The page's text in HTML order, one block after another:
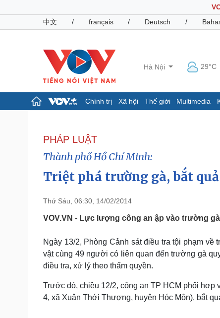
中文
/ français / Deutsch /
Hà Nội 29°C
Chính trị Xã hội Thế giới Multimedia
Đảng
Tổ chức nhân sự
Quốc hội
Giáo dục
Việc làm
Pháp luật
Vụ án
Tư vấn luật
Vũ khí
Phân tích
Dinh dưỡng - món ngon
Cây thuốc
Nhà đẹp
Blog
PHÁP LUẬT
Thành phố Hồ Chí Minh:
Triệt phá trường gà, bắt
Thứ Sáu, 06:30, 14/02/2014
VOV.VN - Lực lượng công an ập vào trường
Ngày 13/2, Phòng Cảnh sát điều tra tội phạm
vật cùng 49 người có liên quan đến trường gà
điều tra, xử lý theo thẩm quyền.
Trước đó, chiều 12/2, công an TP HCM phối hợp
4, xã Xuân Thới Thượng, huyện Hóc Môn), bắt